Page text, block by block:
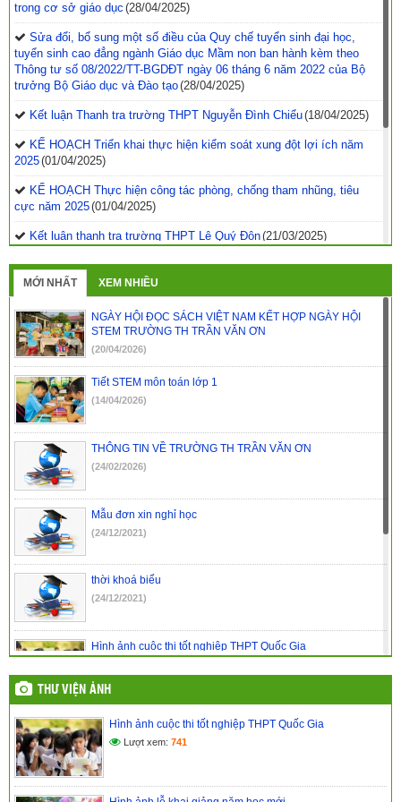
trong cơ sở giáo dục (28/04/2025)
Sửa đổi, bổ sung một số điều của Quy chế tuyển sinh đại học,
tuyển sinh cao đẳng ngành Giáo dục Mầm non ban hành kèm theo
Thông tư số 08/2022/TT-BGDĐT ngày 06 tháng 6 năm 2022 của Bộ
trưởng Bộ Giáo dục và Đào tạo(28/04/2025)
Kết luận Thanh tra trường THPT Nguyễn Đình Chiểu(18/04/2025)
KẾ HOẠCH Triển khai thực hiện kiểm soát xung đột lợi ích năm
2025(01/04/2025)
KẾ HOẠCH Thực hiện công tác phòng, chống tham nhũng, tiêu
cực năm 2025(01/04/2025)
Kết luận thanh tra trường THPT Lê Quý Đôn(21/03/2025)
Quyết định phê duyệt kế hoạch thanh tra kiểm tra năm
2025(21/03/2025)
Kết luận thanh tra về việc thanh tra công tác coi thi Kỳ thi tốt
nghiệp THPT năm 2024 tỉnh Đắk Nông (29/07/2024)
Kết luận thanh tra trường PTDTNT THCS&THPT huyện Krông
Nô(29/07/2024)
Kết luận thanh tra trường PTDTNT THCS và THPT huyện Đắk
R’lấp(29/07/2024)
MỚI NHẤT XEM NHIỀU
NGÀY HỘI ĐỌC SÁCH VIỆT NAM KẾT HỢP NGÀY HỘI
STEM TRƯỜNG TH TRẦN VĂN ƠN
(20/04/2026)
Tiết STEM môn toán lớp 1
(14/04/2026)
THÔNG TIN VỀ TRƯỜNG TH TRẦN VĂN ƠN
(24/02/2026)
Mẫu đơn xin nghỉ học
(24/12/2021)
thời khoá biểu
(24/12/2021)
Hình ảnh cuộc thi tốt nghiệp THPT Quốc Gia
(24/03/2017)
Kế hoạch đổi mới giáo dục nâng cao chất lượng dạy và học
(24/03/2017)
THƯ VIỆN ẢNH
Hình ảnh cuộc thi tốt nghiệp THPT Quốc Gia
Lượt xem: 741